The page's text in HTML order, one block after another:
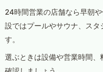
24時間営業の店舗なら早朝
設ではプールやサウナ、ス
す。
選ぶときは設備や営業時間